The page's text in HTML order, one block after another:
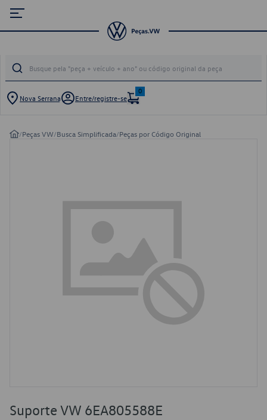
Nova Serrana Entre/registre-se
0
/Peças VW/Busca Simplificada/Peças por Código Original
Suporte VW 6EA805588E